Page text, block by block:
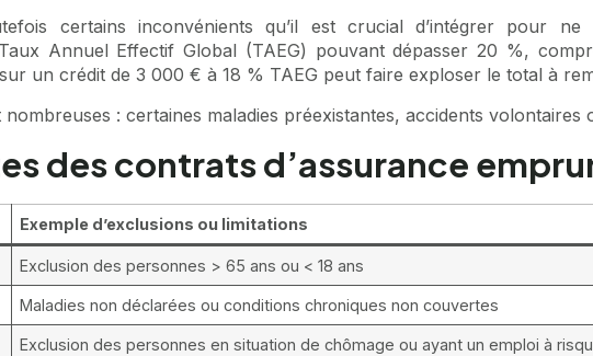
certains inconvénients qu’il est crucial d’intégrer pour
Annuel Effectif Global (TAEG) pouvant dépasser 20 %,
un crédit de 3 000 € à 18 % TAEG peut faire exploser le total à
: certaines maladies préexistantes, accidents
des contrats d’assurance
Exemple d’exclusions ou limitations
Exclusion des personnes > 65 ans ou < 18 ans
Maladies non déclarées ou conditions chroniques non couvertes
Exclusion des personnes en situation de chômage ou ayant un emploi à